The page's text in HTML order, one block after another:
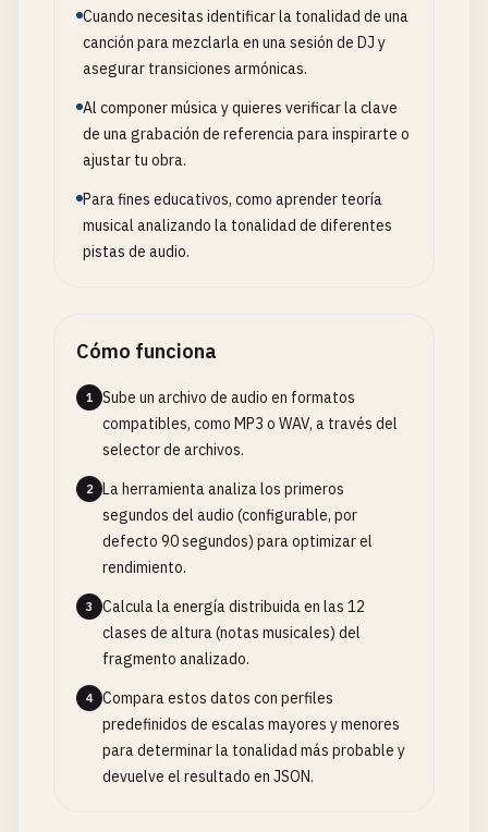
Cuando necesitas identificar la tonalidad de una
canción para mezclarla en una sesión de DJ y
asegurar transiciones armónicas.
Al componer música y quieres verificar la clave
de una grabación de referencia para inspirarte o
ajustar tu obra.
Para fines educativos, como aprender teoría
musical analizando la tonalidad de diferentes
pistas de audio.
Cómo funciona
1
Sube un archivo de audio en formatos
compatibles, como MP3 o WAV, a través del
selector de archivos.
2
La herramienta analiza los primeros
segundos del audio (configurable, por
defecto 90 segundos) para optimizar el
rendimiento.
3
Calcula la energía distribuida en las 12
clases de altura (notas musicales) del
fragmento analizado.
4
Compara estos datos con perfiles
predefinidos de escalas mayores y menores
para determinar la tonalidad más probable y
devuelve el resultado en JSON.